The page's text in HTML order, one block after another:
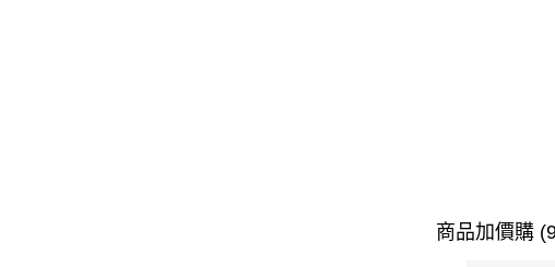
商品加價購